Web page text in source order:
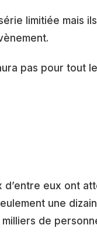
limitiée mais
pas pour tout
eux ont
une
de